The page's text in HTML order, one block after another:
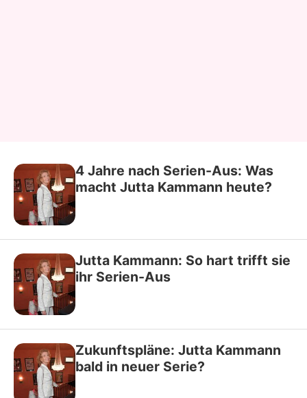
4 Jahre nach Serien-Aus: Was
macht Jutta Kammann heute?
Jutta Kammann: So hart trifft sie
ihr Serien-Aus
Zukunftspläne: Jutta Kammann
bald in neuer Serie?